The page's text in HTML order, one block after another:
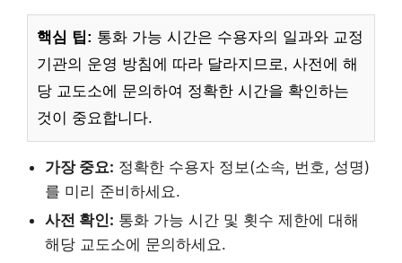
핵심 팁: 통화 가능 시간은 수용자의 일과와 교정
기관의 운영 방침에 따라 달라지므로, 사전에 해
당 교도소에 문의하여 정확한 시간을 확인하는
것이 중요합니다.
가장 중요: 정확한 수용자 정보(소속, 번호, 성명)
를 미리 준비하세요.
사전 확인: 통화 가능 시간 및 횟수 제한에 대해
해당 교도소에 문의하세요.